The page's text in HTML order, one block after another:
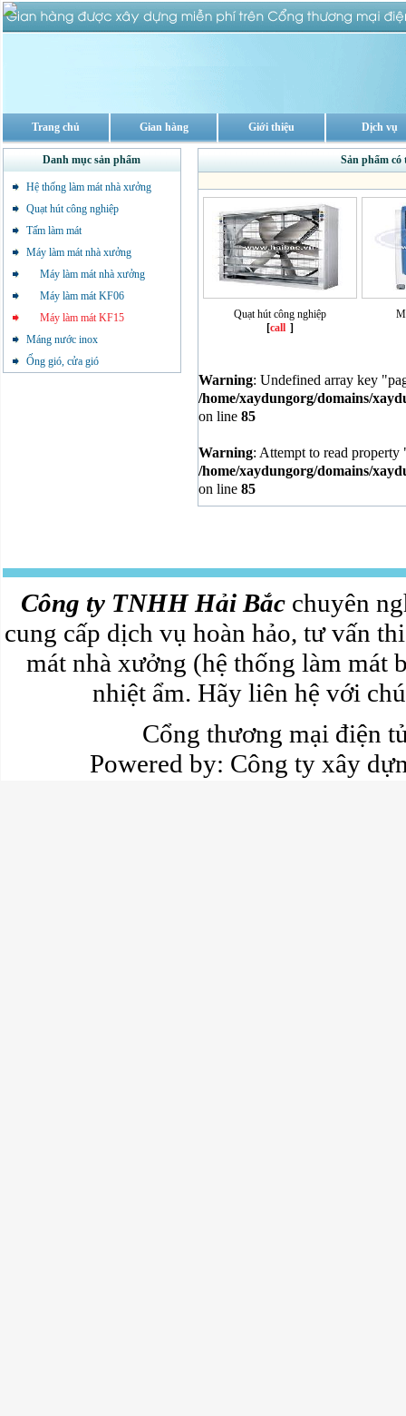
Trang chủ Gian hàng Giới thiệu Dịch vụ
Danh mục sản phẩm
Hệ thống làm mát nhà xưởng
Quạt hút công nghiệp
Tấm làm mát
Máy làm mát nhà xưởng
Máy làm mát nhà xưởng
Máy làm mát KF06
Máy làm mát KF15
Máng nước inox
Ống gió, cửa gió
Sản phẩm
Quạt hút công nghiệp
[call ]
Warning: Undefined array key
/home/xaydungorg/domains/
on line 85
Warning: Attempt to read
/home/xaydungorg/domains/
on line 85
Công ty TNHH Hải Bắcchuyên
cung cấp dịch vụ hoàn hảo, tư vấn
mát nhà xưởng (hệ thống làm mát
nhiệt ẩm. Hãy liên hệ với
Cổng thương mại điện
Powered by: Công ty xây